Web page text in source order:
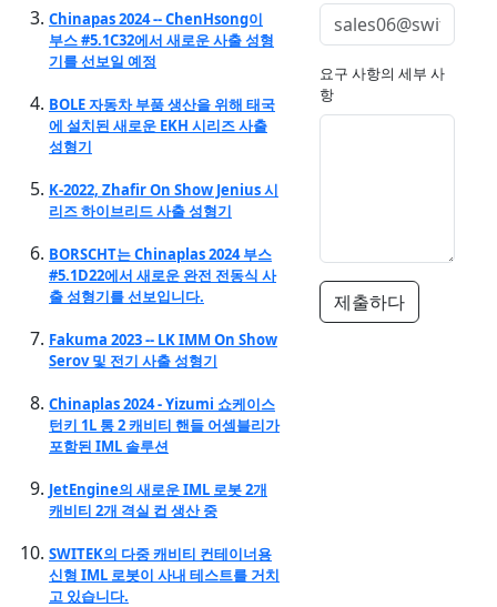
Chinapas 2024 -- ChenHsong이
부스 #5.1C32에서 새로운 사출 성형
기를 선보일 예정
BOLE 자동차 부품 생산을 위해 태국
에 설치된 새로운 EKH 시리즈 사출
성형기
K-2022, Zhafir On Show Jenius 시
리즈 하이브리드 사출 성형기
BORSCHT는 Chinaplas 2024 부스
#5.1D22에서 새로운 완전 전동식 사
출 성형기를 선보입니다.
Fakuma 2023 -- LK IMM On Show
Serov 및 전기 사출 성형기
Chinaplas 2024 - Yizumi 쇼케이스
턴키 1L 통 2 캐비티 핸들 어셈블리가
포함된 IML 솔루션
JetEngine의 새로운 IML 로봇 2개
캐비티 2개 격실 컵 생산 중
SWITEK의 다중 캐비티 컨테이너용
신형 IML 로봇이 사내 테스트를 거치
고 있습니다.
요구 사항의 세부 사
항
제출하다